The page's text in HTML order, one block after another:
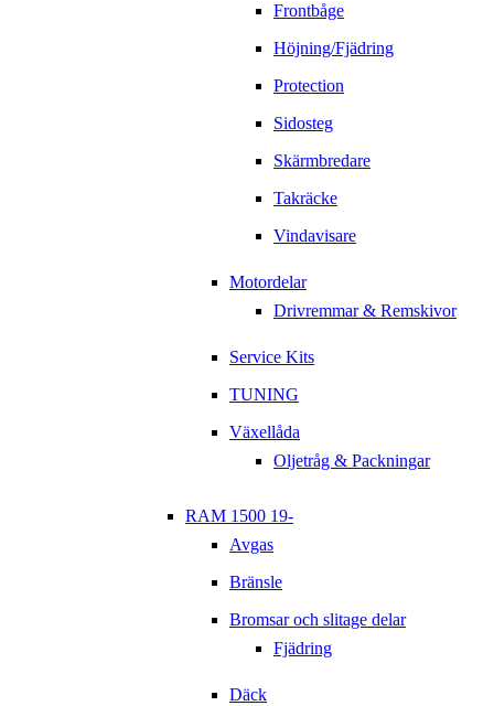
Frontbåge
Höjning/Fjädring
Protection
Sidosteg
Skärmbredare
Takräcke
Vindavisare
Motordelar
Drivremmar & Remskivor
Service Kits
TUNING
Växellåda
Oljetråg & Packningar
RAM 1500 19-
Avgas
Bränsle
Bromsar och slitage delar
Fjädring
Däck